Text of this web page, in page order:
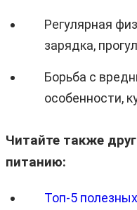
Регулярная
зарядка,
Борьба с
особенности,
Читайте также
питанию:
Топ-5